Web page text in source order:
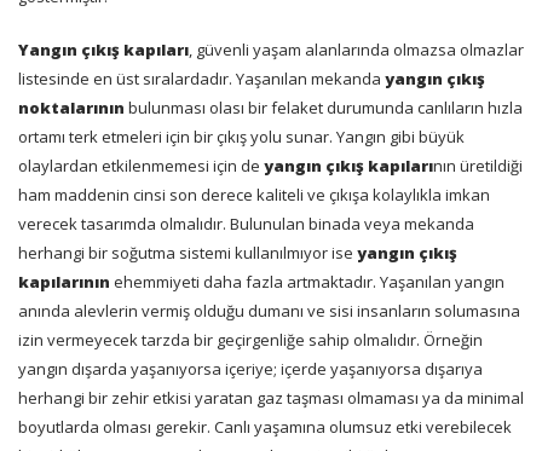
Yangın çıkış kapıları, güvenli yaşam alanlarında olmazsa olmazlar
listesinde en üst sıralardadır. Yaşanılan mekanda yangın çıkış
noktalarının bulunması olası bir felaket durumunda canlıların hızla
ortamı terk etmeleri için bir çıkış yolu sunar. Yangın gibi büyük
olaylardan etkilenmemesi için de yangın çıkış kapılarının üretildiği
ham maddenin cinsi son derece kaliteli ve çıkışa kolaylıkla imkan
verecek tasarımda olmalıdır. Bulunulan binada veya mekanda
herhangi bir soğutma sistemi kullanılmıyor ise yangın çıkış
kapılarının ehemmiyeti daha fazla artmaktadır. Yaşanılan yangın
anında alevlerin vermiş olduğu dumanı ve sisi insanların solumasına
izin vermeyecek tarzda bir geçirgenliğe sahip olmalıdır. Örneğin
yangın dışarda yaşanıyorsa içeriye; içerde yaşanıyorsa dışarıya
herhangi bir zehir etkisi yaratan gaz taşması olmaması ya da minimal
boyutlarda olması gerekir. Canlı yaşamına olumsuz etki verebilecek